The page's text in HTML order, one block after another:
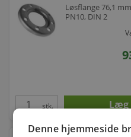
Løsflange 76,1
PN10, DIN 2
stk.
Denne hjemmeside